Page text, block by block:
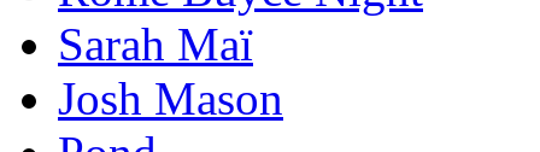
Sarah Maï
Josh Mason